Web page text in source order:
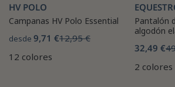
HV POLO
Campanas HV Polo Essential
desde 9,71 €12,95 €
12 colores
Pantalón
algodón
32,49 €
2 colores